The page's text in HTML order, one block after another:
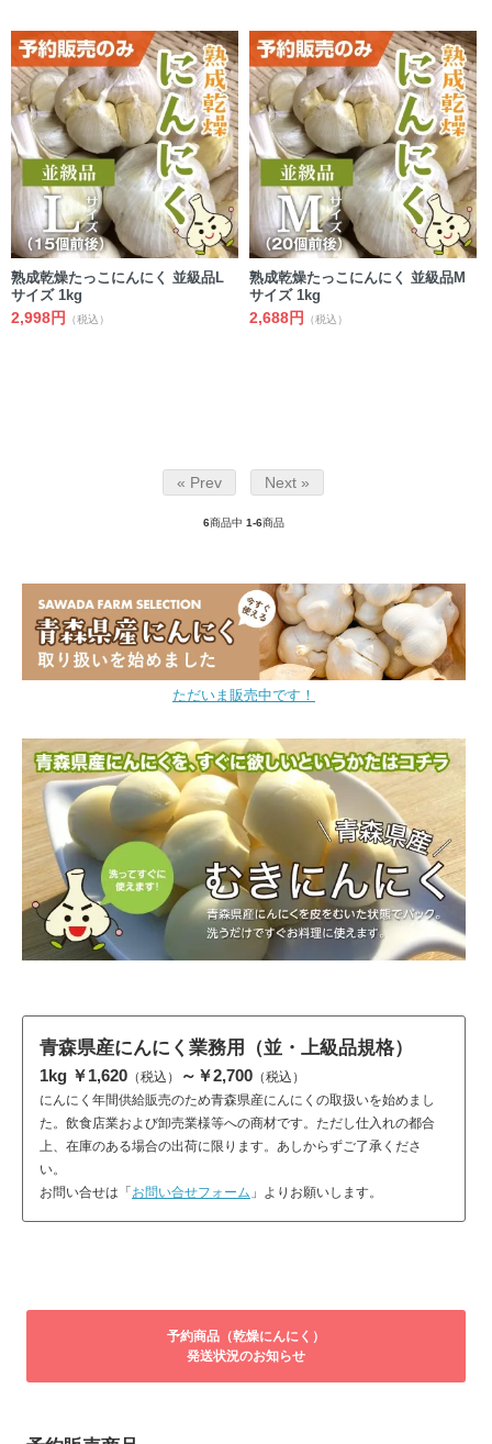
熟成乾燥たっこにんにく 並級品L
サイズ 1kg
2,998円 （税込）
熟成乾燥たっこにんにく 並級品M
サイズ 1kg
2,688円 （税込）
« Prev Next »
6商品中 1-6商品
ただいま販売中です！
青森県産にんにく業務用（並・上級品規格）
1kg ￥1,620 （税込） ～￥2,700 （税込）
にんにく年間供給販売のため青森県産にんにくの取扱いを始めまし
た。飲食店業および卸売業様等への商材です。ただし仕入れの都合
上、在庫のある場合の出荷に限ります。あしからずご了承くださ
い。
お問い合せは「お問い合せフォーム 」よりお願いします。
予約商品（乾燥にんにく）
発送状況のお知らせ